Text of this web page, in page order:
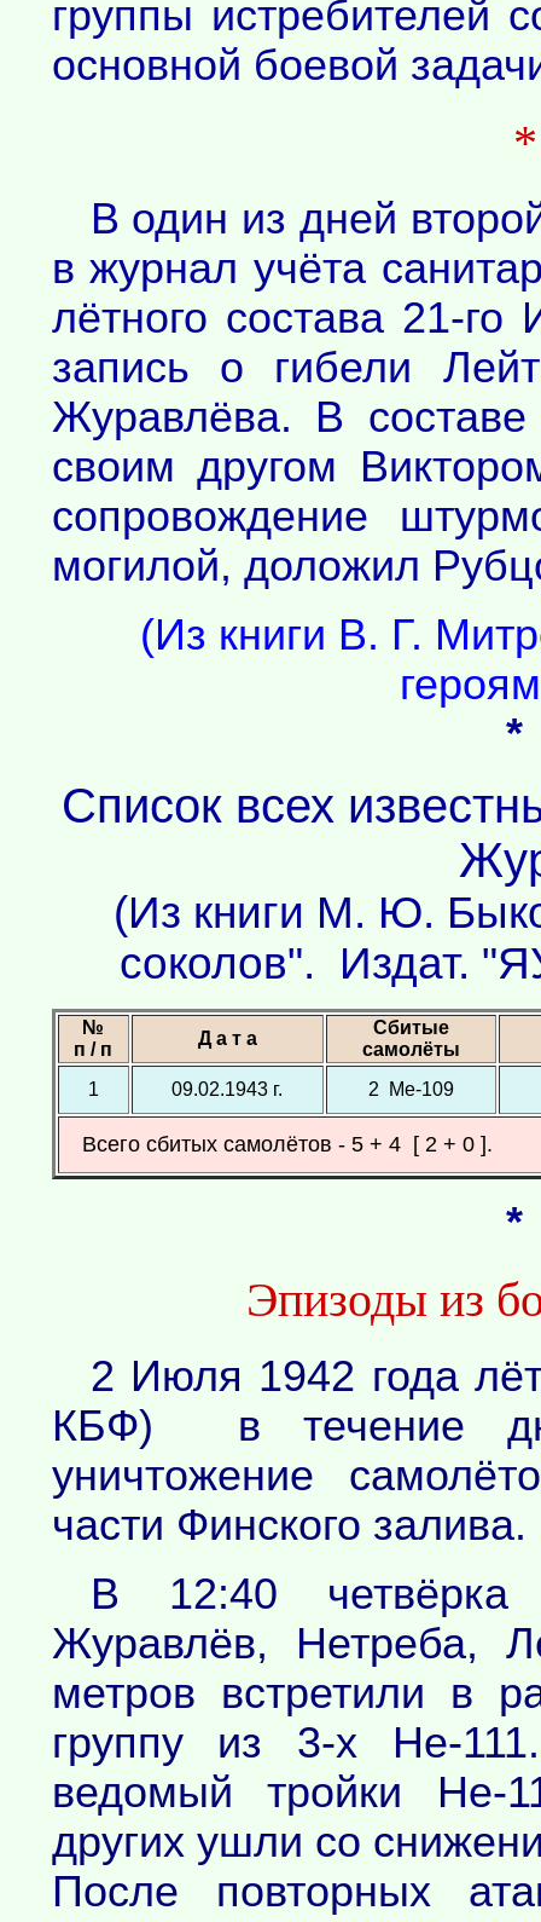
группы истребителей
основной боевой
В один из дней
в журнал учёта
лётного состава 21-
запись о гибели
Журавлёва. В
своим другом
сопровождение
могилой, доложил
(Из книги В. Г.
Список всех
(Из книги М. Ю.
соколов". Издат.
№
п / п
Д а т а
Сбитые
самолёты
1
09.02.1943 г. 2 Ме-109
Всего сбитых самолётов - 5 + 4 [ 2 + 0 ].
Эпизоды из
2 Июля 1942 года
КБФ) в течение
уничтожение
части Финского залива.
В 12:40
Журавлёв, Нетреба,
метров встретили в
группу из 3-х Hе-
ведомый тройки Hе-
других ушли со
После повторных